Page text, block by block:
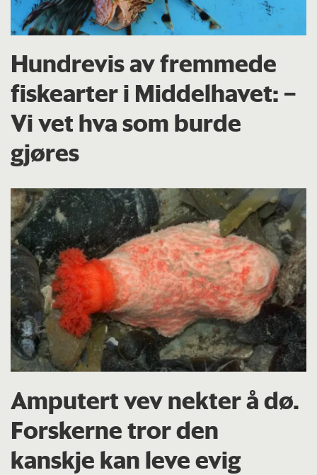
Hundrevis av fremmede
fiskearter i Middelhavet: –
Vi vet hva som burde
gjøres
Amputert vev nekter å dø.
Forskerne tror den
kanskje kan leve evig